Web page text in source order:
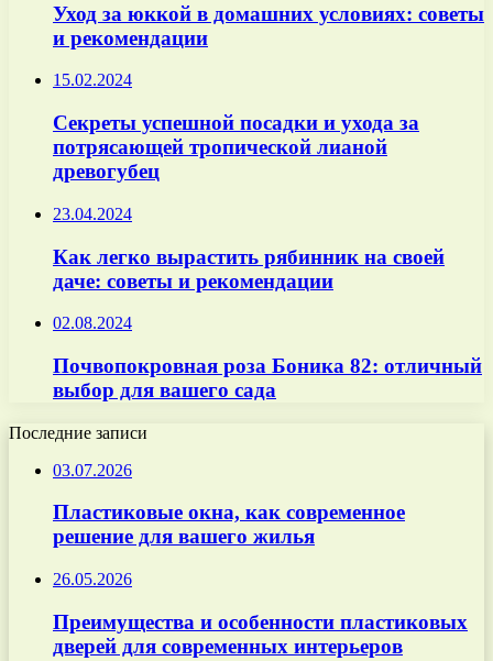
Уход за юккой в домашних условиях: советы
и рекомендации
15.02.2024
Секреты успешной посадки и ухода за
потрясающей тропической лианой
древогубец
23.04.2024
Как легко вырастить рябинник на своей
даче: советы и рекомендации
02.08.2024
Почвопокровная роза Боника 82: отличный
выбор для вашего сада
Последние записи
03.07.2026
Пластиковые окна, как современное
решение для вашего жилья
26.05.2026
Преимущества и особенности пластиковых
дверей для современных интерьеров